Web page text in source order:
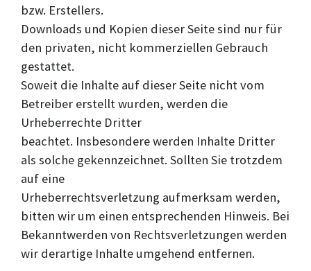
bzw. Erstellers.
Downloads und Kopien dieser Seite sind nur für
den privaten, nicht kommerziellen Gebrauch
gestattet.
Soweit die Inhalte auf dieser Seite nicht vom
Betreiber erstellt wurden, werden die
Urheberrechte Dritter
beachtet. Insbesondere werden Inhalte Dritter
als solche gekennzeichnet. Sollten Sie trotzdem
auf eine
Urheberrechtsverletzung aufmerksam werden,
bitten wir um einen entsprechenden Hinweis. Bei
Bekanntwerden von Rechtsverletzungen werden
wir derartige Inhalte umgehend entfernen.